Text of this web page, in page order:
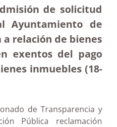
de solicitud
Ayuntamiento de
relación de bienes
exentos del pago
inmuebles (18-
de Transparencia y
Pública reclamación